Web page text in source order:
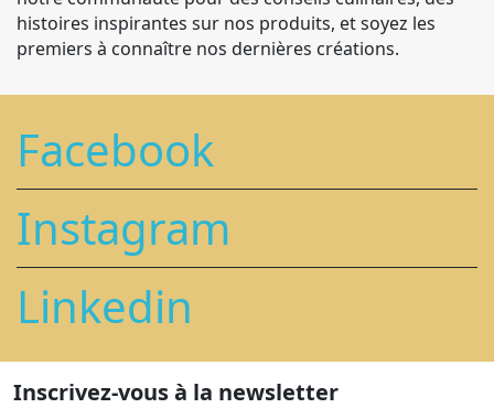
histoires inspirantes sur nos produits, et soyez les
premiers à connaître nos dernières créations.
Facebook
Instagram
Linkedin
Inscrivez-vous à la newsletter